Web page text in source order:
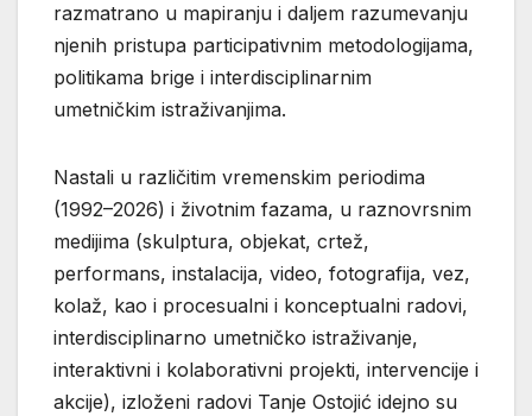
razmatrano u mapiranju i daljem razumevanju
njenih pristupa participativnim metodologijama,
politikama brige i interdisciplinarnim
umetničkim istraživanjima.
Nastali u različitim vremenskim periodima
(1992–2026) i životnim fazama, u raznovrsnim
medijima (skulptura, objekat, crtež,
performans, instalacija, video, fotografija, vez,
kolaž, kao i procesualni i konceptualni radovi,
interdisciplinarno umetničko istraživanje,
interaktivni i kolaborativni projekti, intervencije i
akcije), izloženi radovi Tanje Ostojić idejno su